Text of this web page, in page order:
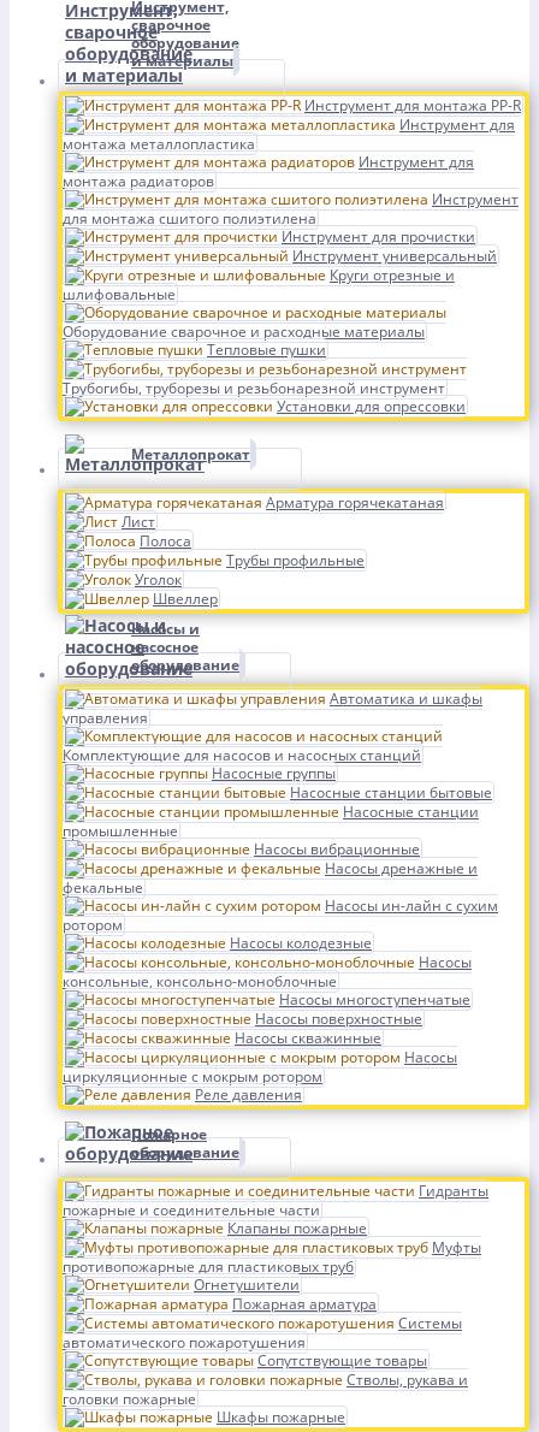
Инструмент,
сварочное
оборудование
и материалы
Инструмент для монтажа PP-R
Инструмент для
монтажа металлопластика
Инструмент для
монтажа радиаторов
Инструмент
для монтажа сшитого полиэтилена
Инструмент для прочистки
Инструмент универсальный
Круги отрезные и
шлифовальные
Оборудование сварочное и расходные материалы
Тепловые пушки
Трубогибы, труборезы и резьбонарезной инструмент
Установки для опрессовки
Металлопрокат
Арматура горячекатаная
Лист
Полоса
Трубы профильные
Уголок
Швеллер
Насосы и
насосное
оборудование
Автоматика и шкафы
управления
Комплектующие для насосов и насосных станций
Насосные группы
Насосные станции бытовые
Насосные станции
промышленные
Насосы вибрационные
Насосы дренажные и
фекальные
Насосы ин-лайн с сухим
ротором
Насосы колодезные
Насосы
консольные, консольно-моноблочные
Насосы многоступенчатые
Насосы поверхностные
Насосы скважинные
Насосы
циркуляционные с мокрым ротором
Реле давления
Пожарное
оборудование
Гидранты
пожарные и соединительные части
Клапаны пожарные
Муфты
противопожарные для пластиковых труб
Огнетушители
Пожарная арматура
Системы
автоматического пожаротушения
Сопутствующие товары
Стволы, рукава и
головки пожарные
Шкафы пожарные